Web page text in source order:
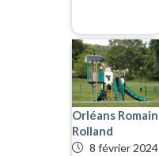
Orléans Romain
Rolland
8 février 2024